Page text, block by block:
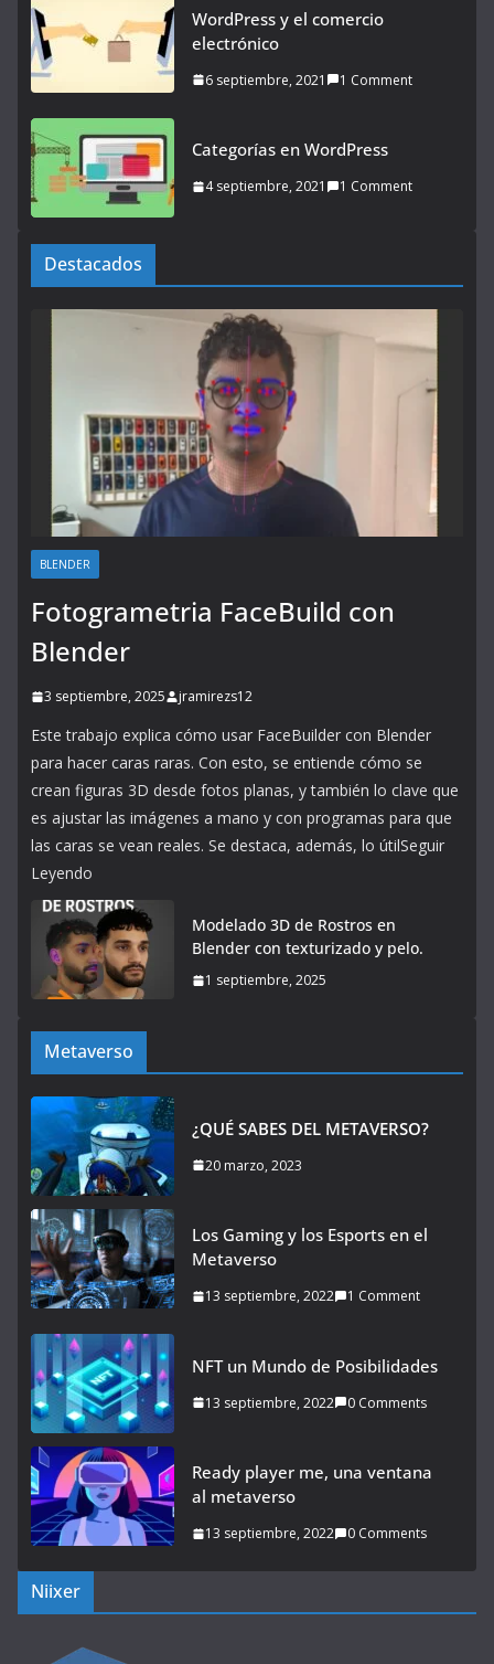
WordPress y el comercio
electrónico
6 septiembre, 2021 1 Comment
Categorías en WordPress
4 septiembre, 2021 1 Comment
Destacados
BLENDER
Fotogrametria FaceBuild con
Blender
3 septiembre, 2025 jramirezs12
Este trabajo explica cómo usar FaceBuilder con Blender
para hacer caras raras. Con esto, se entiende cómo se
crean figuras 3D desde fotos planas, y también lo clave que
es ajustar las imágenes a mano y con programas para que
las caras se vean reales. Se destaca, además, lo útilSeguir
Leyendo
Modelado 3D de Rostros en
Blender con texturizado y pelo.
1 septiembre, 2025
Metaverso
¿QUÉ SABES DEL METAVERSO?
20 marzo, 2023
Los Gaming y los Esports en el
Metaverso
13 septiembre, 2022 1 Comment
NFT un Mundo de Posibilidades
13 septiembre, 2022 0 Comments
Ready player me, una ventana
al metaverso
13 septiembre, 2022 0 Comments
Niixer